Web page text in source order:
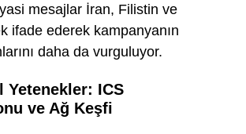
mesajlar İran, Filistin ve
ifade ederek kampanyanın
daha da vurguluyor.
Yetenekler: ICS
ve Ağ Keşfi